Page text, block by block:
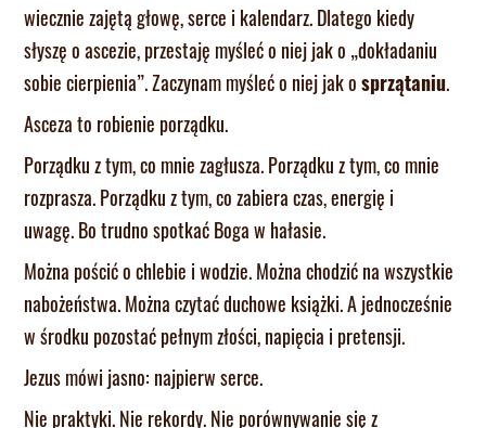
wiecznie zajętą głowę, serce i kalendarz. Dlatego kiedy
słyszę o ascezie, przestaję myśleć o niej jak o „dokładaniu
sobie cierpienia”. Zaczynam myśleć o niej jak osprzątaniu.
Asceza to robienie porządku.
Porządku z tym, co mnie zagłusza. Porządku z tym, co mnie
rozprasza. Porządku z tym, co zabiera czas, energię i
uwagę. Bo trudno spotkać Boga w hałasie.
Można pościć o chlebie i wodzie. Można chodzić na wszystkie
nabożeństwa. Można czytać duchowe książki. A jednocześnie
w środku pozostać pełnym złości, napięcia i pretensji.
Jezus mówi jasno: najpierw serce.
Nie praktyki. Nie rekordy. Nie porównywanie się z